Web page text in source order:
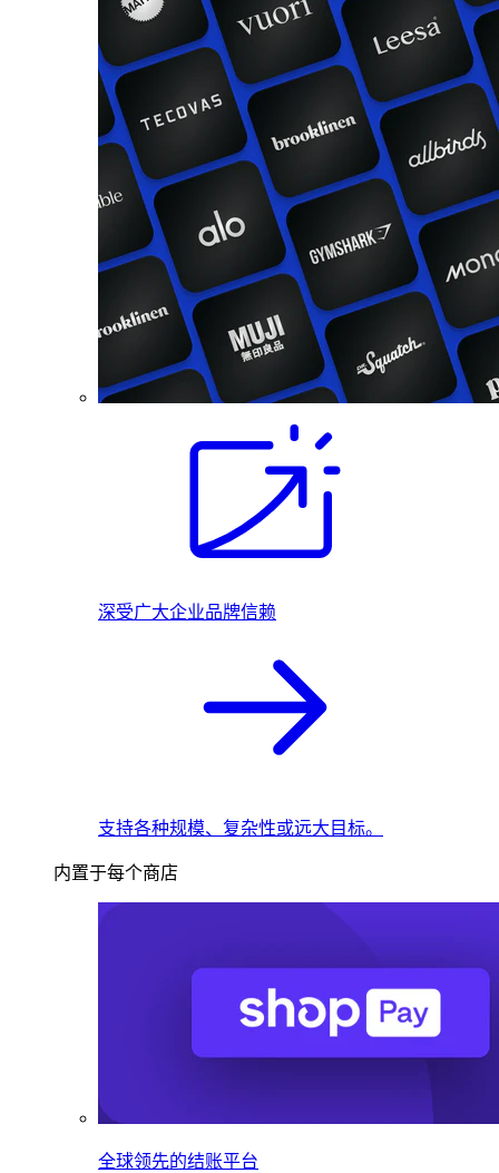
深受广大企业品牌信赖
支持各种规模、复杂性或远大目标。
内置于每个商店
全球领先的结账平台